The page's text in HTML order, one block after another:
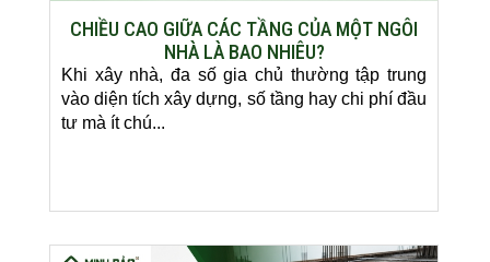
CHIỀU CAO GIỮA CÁC TẦNG CỦA MỘT NGÔI
NHÀ LÀ BAO NHIÊU?
Khi xây nhà, đa số gia chủ thường tập trung
vào diện tích xây dựng, số tầng hay chi phí đầu
tư mà ít chú...